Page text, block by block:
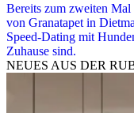
Bereits zum zweiten Mal
von Granatapet in
Speed-Dating mit
Zuhause sind.
NEUES AUS DER